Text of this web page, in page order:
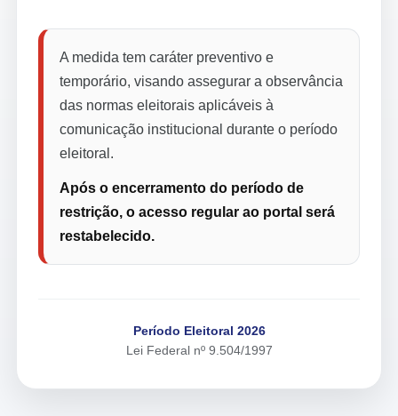
A medida tem caráter preventivo e
temporário, visando assegurar a observância
das normas eleitorais aplicáveis à
comunicação institucional durante o período
eleitoral.
Após o encerramento do período de
restrição, o acesso regular ao portal será
restabelecido.
Período Eleitoral 2026
Lei Federal nº 9.504/1997